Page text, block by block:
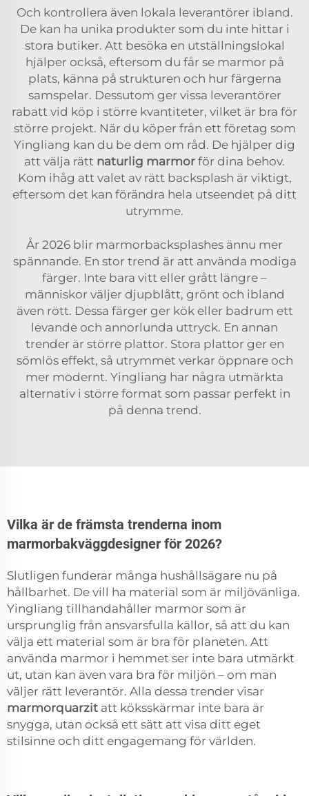
Och kontrollera även lokala leverantörer ibland.
De kan ha unika produkter som du inte hittar i
stora butiker. Att besöka en utställningslokal
hjälper också, eftersom du får se marmor på
plats, känna på strukturen och hur färgerna
samspelar. Dessutom ger vissa leverantörer
rabatt vid köp i större kvantiteter, vilket är bra för
större projekt. När du köper från ett företag som
Yingliang kan du be dem om råd. De hjälper dig
att välja rätt naturlig marmor för dina behov.
Kom ihåg att valet av rätt backsplash är viktigt,
eftersom det kan förändra hela utseendet på ditt
utrymme.
År 2026 blir marmorbacksplashes ännu mer
spännande. En stor trend är att använda modiga
färger. Inte bara vitt eller grått längre –
människor väljer djupblått, grönt och ibland
även rött. Dessa färger ger kök eller badrum ett
levande och annorlunda uttryck. En annan
trender är större plattor. Stora plattor ger en
sömlös effekt, så utrymmet verkar öppnare och
mer modernt. Yingliang har några utmärkta
alternativ i större format som passar perfekt in
på denna trend.
Vilka är de främsta trenderna inom
marmorbakväggdesigner för 2026?
Slutligen funderar många hushållsägare nu på
hållbarhet. De vill ha material som är miljövänliga.
Yingliang tillhandahåller marmor som är
ursprunglig från ansvarsfulla källor, så att du kan
välja ett material som är bra för planeten. Att
använda marmor i hemmet ser inte bara utmärkt
ut, utan kan även vara bra för miljön – om man
väljer rätt leverantör. Alla dessa trender visar
marmorquarzit att köksskärmar inte bara är
snygga, utan också ett sätt att visa ditt eget
stilsinne och ditt engagemang för världen.